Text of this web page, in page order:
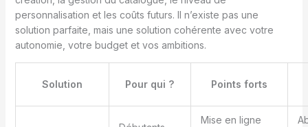
personnalisation et les coûts futurs. Il n’existe pas une
solution parfaite, mais une solution cohérente avec votre
autonomie, votre budget et vos ambitions.
Solution Pour qui ? Points forts
Mise en ligne